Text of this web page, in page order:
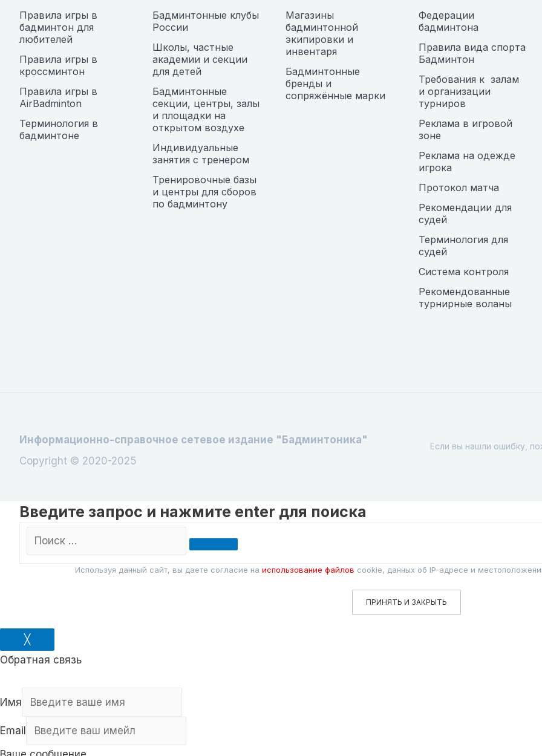
Правила игры в
бадминтон для
любителей
Правила игры в
кроссминтон
Правила игры в
AirBadminton
Терминология в
бадминтоне
Бадминтонные клубы
России
Школы, частные
академии и секции
для детей
Бадминтонные
секции, центры, залы
и площадки на
открытом воздухе
Индивидуальные
занятия с тренером
Тренировочные базы
и центры для сборов
по бадминтону
Магазины
бадминтонной
экипировки и
инвентаря
Бадминтонные
бренды и
сопряжённые марки
Федерации
бадминтона
Правила вида спорта
Бадминтон
Требования к залам
и организации
турниров
Реклама в игровой
зоне
Реклама на одежде
игрока
Протокол матча
Рекомендации для
судей
Терминология для
судей
Система контроля
Рекомендованные
турнирные воланы
Информационно-справочное сетевое издание "Бадминтоника"
Copyright © 2020-2025
Если вы нашли ошибку,
Введите запрос и нажмите enter для поиска
Поиск
Используя данный сайт, вы даете согласие на использование файлов cookie, данных об IP-адресе и
ПРИНЯТЬ И ЗАКРЫТЬ
╳
Обратная связь
Имя
Email